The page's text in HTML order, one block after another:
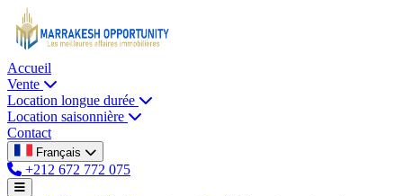
Accueil
Vente
Location longue durée
Location saisonnière
Contact
Français
+212 672 772 075